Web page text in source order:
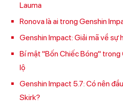
Lauma
Ronova là ai trong Genshin
Genshin Impact: Giải mã về sự
Bí mật "Bốn Chiếc Bóng"
lộ
Genshin Impact 5.7: Có nên
Skirk?